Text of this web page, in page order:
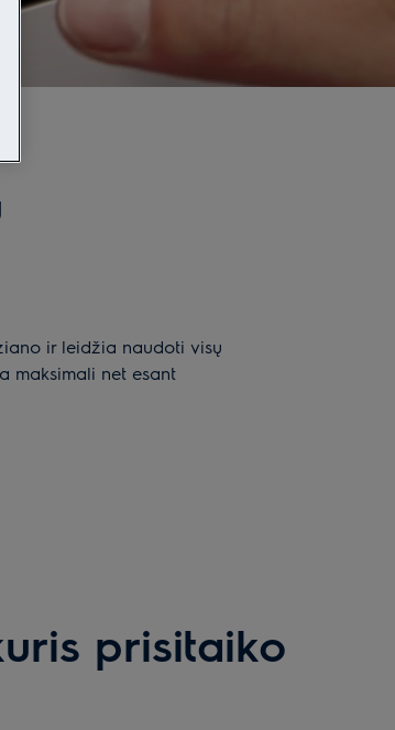
ir leidžia naudoti visų
maksimali net esant
prisitaiko